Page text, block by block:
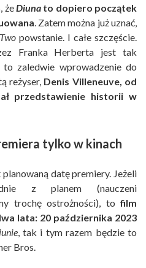
żeDiuna to dopiero początek
. Zatem można już uznać,
powstanie. I całe szczęście.
Franka Herberta jest tak
zaledwie wprowadzenie do
reżyser, Denis Villeneuve, od
przedstawienie historii w
tylko w kinach
planowaną datę premiery. Jeżeli
z planem (nauczeni
trochę ostrożności), tofilm
lata: 20 października 2023
, tak i tym razem będzie to
Bros.